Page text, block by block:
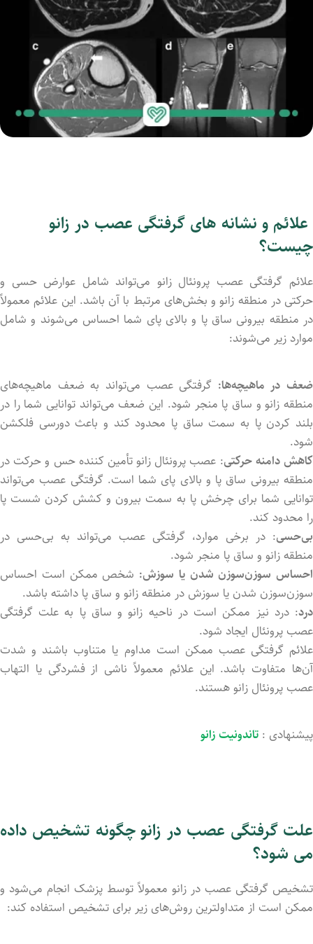
علائم و نشانه های گرفتگی عصب در زانو
چیست؟
علائم گرفتگی عصب پرونئال زانو می‌تواند شامل عوارض حسی و
حرکتی در منطقه زانو و بخش‌های مرتبط با آن باشد. این علائم معمولاً
در منطقه بیرونی ساق پا و بالای پای شما احساس می‌شوند و شامل
موارد زیر می‌شوند:
ضعف در ماهیچه‌ها: گرفتگی عصب می‌تواند به ضعف ماهیچه‌های
منطقه زانو و ساق پا منجر شود. این ضعف می‌تواند توانایی شما را در
بلند کردن پا به سمت ساق پا محدود کند و باعث دورسی فلکشن
شود.
کاهش دامنه حرکتی: عصب پرونئال زانو تأمین کننده حس و حرکت در
منطقه بیرونی ساق پا و بالای پای شما است. گرفتگی عصب می‌تواند
توانایی شما برای چرخش پا به سمت بیرون و کشش کردن شست پا
را محدود کند.
بی‌حسی: در برخی موارد، گرفتگی عصب می‌تواند به بی‌حسی در
منطقه زانو و ساق پا منجر شود.
احساس سوزن‌سوزن شدن یا سوزش: شخص ممکن است احساس
سوزن‌سوزن شدن یا سوزش در منطقه زانو و ساق پا داشته باشد.
درد: درد نیز ممکن است در ناحیه زانو و ساق پا به علت گرفتگی
عصب پرونئال ایجاد شود.
علائم گرفتگی عصب ممکن است مداوم یا متناوب باشند و شدت
آن‌ها متفاوت باشد. این علائم معمولاً ناشی از فشردگی یا التهاب
عصب پرونئال زانو هستند.
پیشنهادی : تاندونیت زانو
علت گرفتگی عصب در زانو چگونه تشخیص داده
می شود؟
تشخیص گرفتگی عصب در زانو معمولاً توسط پزشک انجام می‌شود و
ممکن است از متداولترین روش‌های زیر برای تشخیص استفاده کند: